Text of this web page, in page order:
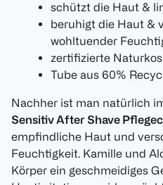
schützt die Haut &
beruhigt die Haut &
wohltuender
zertifizierte
Tube aus 60%
Nachher ist man natürlich
Sensitiv After Shave
empfindliche Haut und
Feuchtigkeit. Kamille und
Körper ein geschmeidiges